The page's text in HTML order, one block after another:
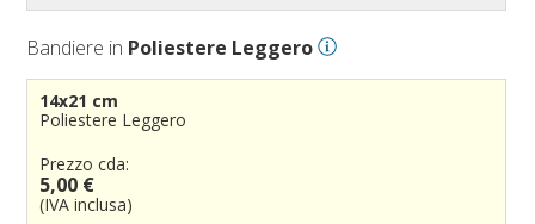
Bandiere in Poliestere Leggero
14x21 cm
Poliestere Leggero
Prezzo cda:
5,00 €
(IVA inclusa)